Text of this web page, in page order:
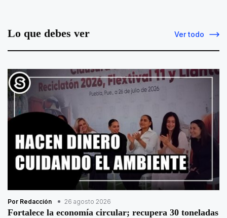
Lo que debes ver Ver todo
Por Redacción 26 agosto 2026
Fortalece la economía circular; recupera 30 toneladas